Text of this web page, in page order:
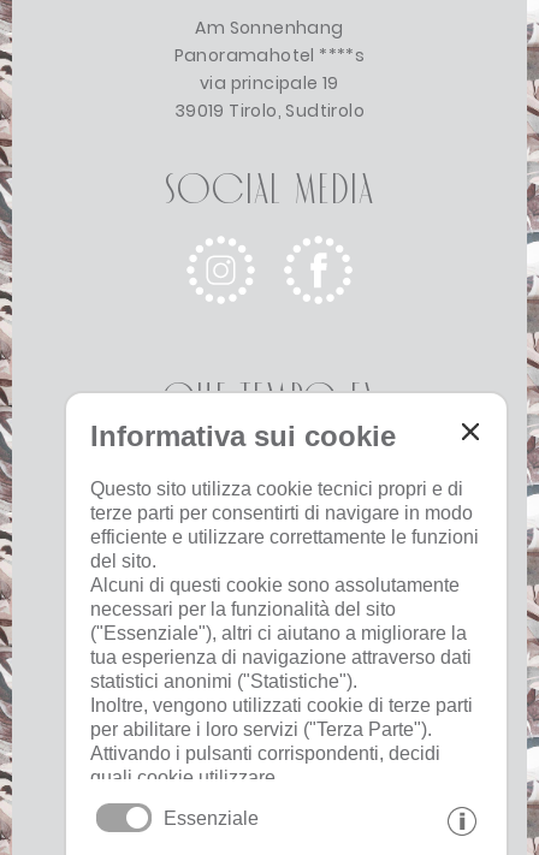
Informativa sui cookie
Questo sito utilizza cookie tecnici propri e di
terze parti per consentirti di navigare in modo
efficiente e utilizzare correttamente le funzioni
del sito.
Alcuni di questi cookie sono assolutamente
necessari per la funzionalità del sito
("Essenziale"), altri ci aiutano a migliorare la
tua esperienza di navigazione attraverso dati
statistici anonimi ("Statistiche").
Inoltre, vengono utilizzati cookie di terze parti
per abilitare i loro servizi ("Terza Parte").
Attivando i pulsanti corrispondenti, decidi
quali cookie utilizzare.
Cliccando su "Accetta tutto", "Salva
selezione" o "Rifiuta selezione", dichiari di
Essenziale
Am Sonnenhang
Panoramahotel ****s
via principale 19
39019 Tirolo, Sudtirolo
Social Media
Che tempo fa
Oggi Domani lunedì
©Servizio meteo provinciale
17 °C 33 °C 19 °C 33 °C 19 °C 33 °C
Utile
colofone
privacy